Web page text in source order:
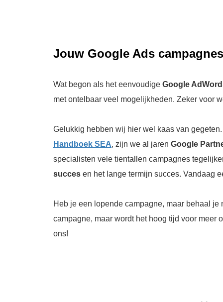
Jouw Google Ads
Wat begon als het eenvoudige Google
met ontelbaar veel mogelijkheden. Zeker voor
Gelukkig hebben wij hier wel kaas van
Handboek SEA, zijn we al jaren Google
specialisten vele tientallen campagnes
succes en het lange termijn succes. Vandaag
Heb je een lopende campagne, maar behaal
campagne, maar wordt het hoog tijd voor meer
ons!